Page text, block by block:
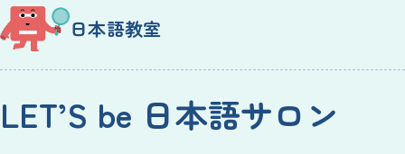
日本語教室
LET’S be 日本語サロン